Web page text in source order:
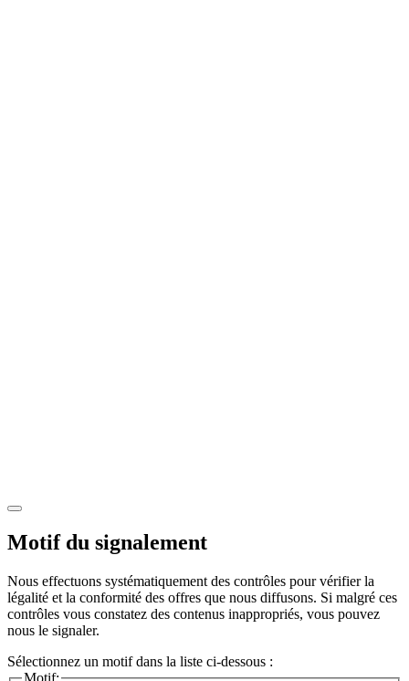
Motif du signalement
Nous effectuons systématiquement des contrôles pour vérifier la
légalité et la conformité des offres que nous diffusons. Si malgré ces
contrôles vous constatez des contenus inappropriés, vous pouvez
nous le signaler.
Sélectionnez un motif dans la liste ci-dessous :
Motif: